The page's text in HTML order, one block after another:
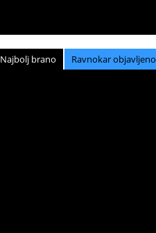
Najbolj brano Ravnokar objavljeno